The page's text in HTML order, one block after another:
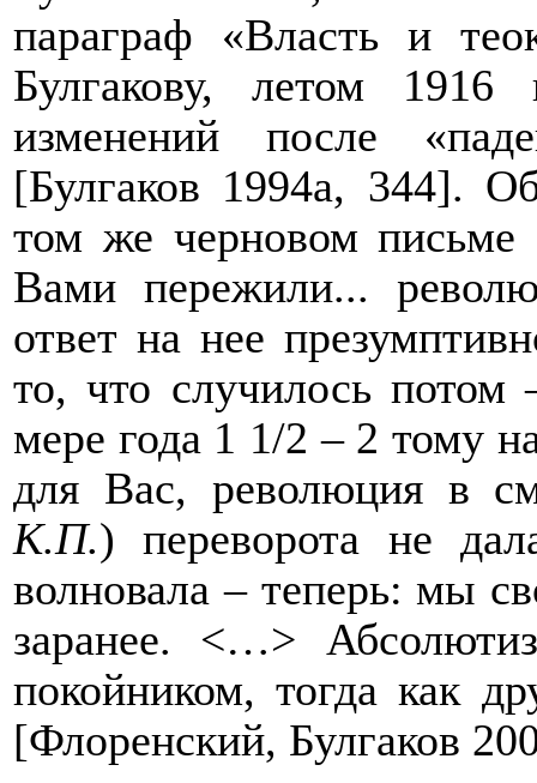
параграф «Власть и
Булгакову, летом
изменений после
[Булгаков 1994a, 344].
том же черновом
Вами пережили...
ответ на нее
то, что случилось
мере года 1 1/2 – 2 тому
для Вас, революция в
К.П.) переворота не
волновала – теперь: мы
заранее. <…>
покойником, тогда как
[Флоренский, Булгаков